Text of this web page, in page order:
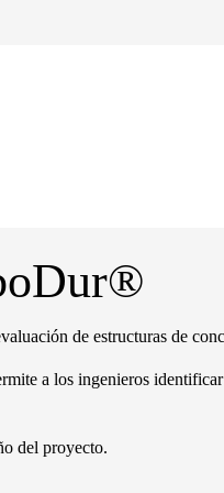
de estructuras de
a los ingenieros
del proyecto.